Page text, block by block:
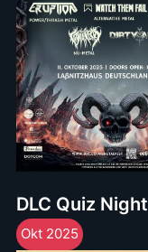
DLC Quiz Night
Okt 2025